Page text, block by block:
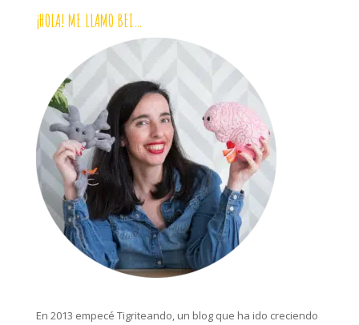
¡HOLA! ME LLAMO BEI…
En 2013 empecé Tigriteando, un blog que ha ido creciendo